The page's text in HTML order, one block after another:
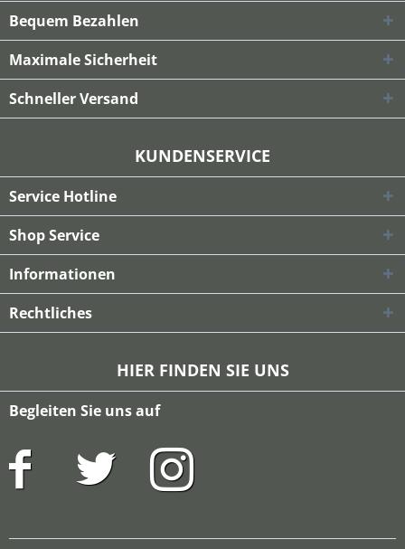
Bequem Bezahlen
Maximale Sicherheit
Schneller Versand
KUNDENSERVICE
Service Hotline
Shop Service
Informationen
Rechtliches
HIER FINDEN SIE UNS
Begleiten Sie uns auf